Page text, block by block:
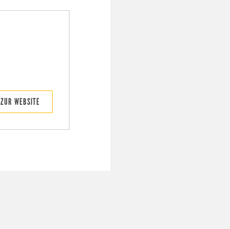
ZUR WEBSITE